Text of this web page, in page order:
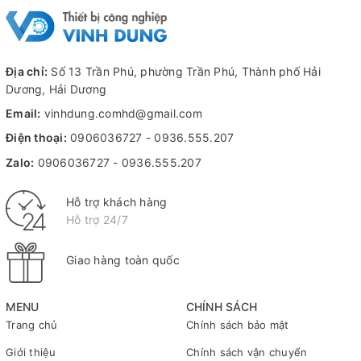
MENU
Trang chủ
Giới thiệu
CHÍNH SÁCH
Chính sách bảo mật
Chính sách vận chuyển
Địa chỉ: Số 13 Trần Phú, phường Trần Phú, Thành phố Hải
Dương, Hải Dương
Email: vinhdung.comhd@gmail.com
Điện thoại: 0906036727 -0936.555.207
Zalo: 0906036727 - 0936.555.207
Hỗ trợ khách hàng
Hỗ trợ 24/7
Giao hàng toàn quốc